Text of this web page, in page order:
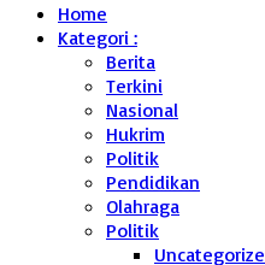
Home
Kategori :
Berita
Terkini
Nasional
Hukrim
Politik
Pendidikan
Olahraga
Politik